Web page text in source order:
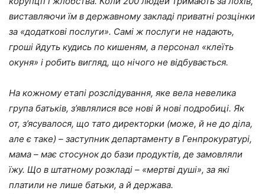
виставляючи їм в державному закладі приватні розцінки
за «додаткові послуги». Самі ж послуги не надають,
гроші йдуть кудись по кишеням, а персонал «клеїть
окуня» і робить вигляд, що нічого не відбувається.
На кожному етапі розслідування, яке вела невелика
група батьків, з’являлися все нові й нові подробиці. Як
от, з’ясувалося, що тато директорки (може, й не до діла,
але є таке) – заступник департаменту в Генпрокуратурі,
мама – має стосунок до бази продуктів, де замовляли
їжу. Що в штатному розкладі – «мертві душі», за які
платили не лише батьки, а й держава.